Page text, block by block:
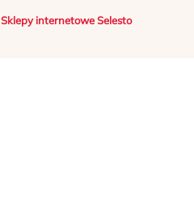
Sklepy internetowe Selesto